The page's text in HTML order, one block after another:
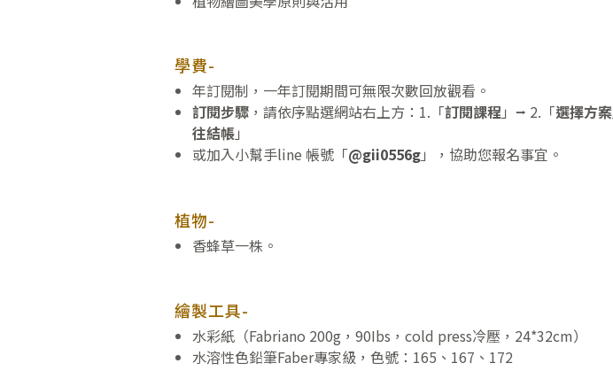
學費-
年訂閱制，一年訂閱期間可無限次數回放觀看。
訂閱步驟 ，請依序點選網站右上方：1.「訂閱課程」⭢ 2.「選擇方案
往結帳」
或加入小幫手line 帳號「@gii0556g」，協助您報名事宜。
植物-
香蜂草一株。
繪製工具-
水彩紙（Fabriano 200g，90Ibs，cold press冷壓，24*32cm）
水溶性色鉛筆Faber專家級，色號：165、167、172